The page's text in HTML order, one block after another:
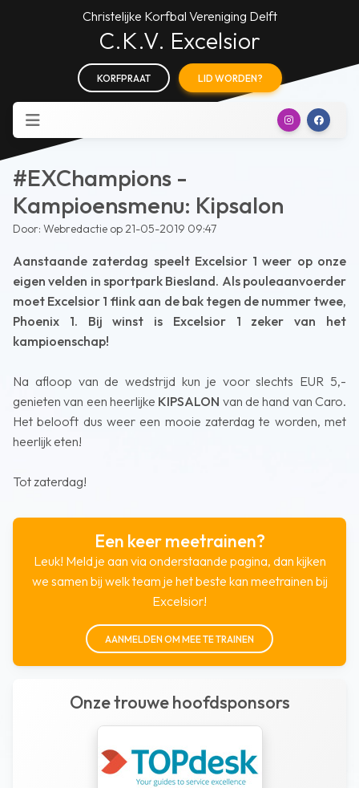
Christelijke Korfbal Vereniging Delft
C.K.V. Excelsior
KORFPRAAT LID WORDEN?
#EXChampions -
Kampioensmenu: Kipsalon
Door: Webredactie op 21-05-2019 09:47
Aanstaande zaterdag speelt Excelsior 1 weer op onze
eigen velden in sportpark Biesland. Als pouleaanvoerder
moet Excelsior 1 flink aan de bak tegen de nummer twee,
Phoenix 1. Bij winst is Excelsior 1 zeker van het
kampioenschap!
Na afloop van de wedstrijd kun je voor slechts EUR 5,-
genieten van een heerlijke KIPSALON van de hand van Caro.
Het belooft dus weer een mooie zaterdag te worden, met
heerlijk eten!
Tot zaterdag!
Een keer meetrainen?
Leuk! Meld je aan via onderstaande pagina, dan kijken
we samen bij welk team je het beste kan meetrainen bij
Excelsior!
AANMELDEN OM MEE TE TRAINEN
Onze trouwe hoofdsponsors